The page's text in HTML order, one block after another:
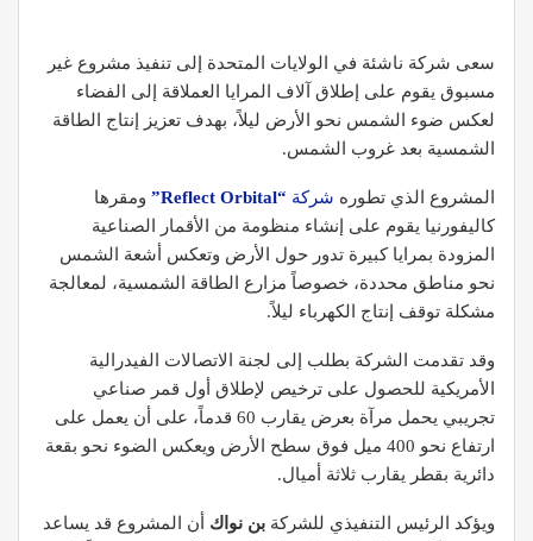
سعى شركة ناشئة في الولايات المتحدة إلى تنفيذ مشروع غير
مسبوق يقوم على إطلاق آلاف المرايا العملاقة إلى الفضاء
لعكس ضوء الشمس نحو الأرض ليلاً، بهدف تعزيز إنتاج الطاقة
الشمسية بعد غروب الشمس.
المشروع الذي تطوره شركة “Reflect Orbital”
ومقرها
كاليفورنيا يقوم على إنشاء منظومة من الأقمار الصناعية
المزودة بمرايا كبيرة تدور حول الأرض وتعكس أشعة الشمس
نحو مناطق محددة، خصوصاً مزارع الطاقة الشمسية، لمعالجة
مشكلة توقف إنتاج الكهرباء ليلاً.
وقد تقدمت الشركة بطلب إلى لجنة الاتصالات الفيدرالية
الأمريكية للحصول على ترخيص لإطلاق أول قمر صناعي
تجريبي يحمل مرآة بعرض يقارب 60 قدماً، على أن يعمل على
ارتفاع نحو 400 ميل فوق سطح الأرض ويعكس الضوء نحو بقعة
دائرية بقطر يقارب ثلاثة أميال.
ويؤكد الرئيس التنفيذي للشركة بن نواك أن المشروع قد يساعد